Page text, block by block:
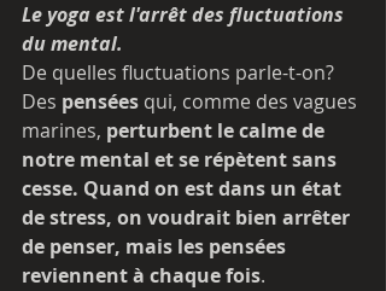
Le yoga est l'arrêt des fluctuations
du mental.
De quelles fluctuations parle-t-on?
Des pensées qui, comme des vagues
marines, perturbent le calme de
notre mental et se répètent sans
cesse. Quand on est dans un état
de stress, on voudrait bien arrêter
de penser, mais les pensées
reviennent à chaque fois.